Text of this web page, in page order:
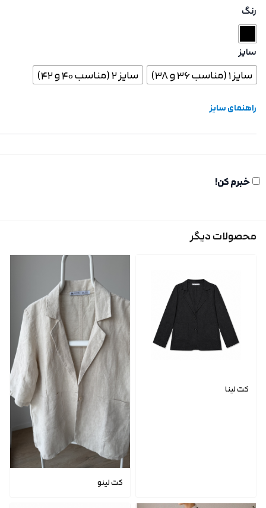
رنگ
سایز
سایز 1 (مناسب 36 و 38) سایز 2 (مناسب 40 و 42)
راهنمای سایز
خبرم کن!
محصولات دیگر
کت لینا
کت لینو